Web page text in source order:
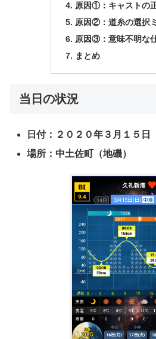
原因①：キャストの
原因②：道糸の選択
原因③：意味不明な
まとめ
当日の状況
日付：２０２０年３月１５日
場所：中土佐町（地磯）